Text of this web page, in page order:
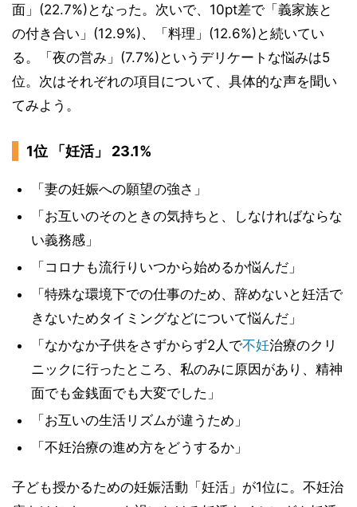
面」(22.7%)となった。次いで、10pt差で「義家族と
の付き合い」(12.9%)、「料理」(12.6%)と続いてい
る。「夜の営み」(7.7%)というデリケートな悩みは5
位。次はそれぞれの項目について、具体的な声を聞い
てみよう。
1位 「妊活」 23.1%
「妻の妊娠への願望の強さ」
「お互いのそのときの気持ちと、しなければならな
い義務感」
「コロナも流行りいつから始めるか悩んだ」
「特殊な環境下での仕事のため、辞めないと妊活で
きないためタイミングなどについて悩んだ」
「なかなか子供をさずからず2人で不妊治療のクリ
ニックに行ったところ、私のみに原因があり、精神
面でも金銭面でも大変でした」
「お互いの生活リズムが違うため」
「不妊治療の進め方をどうするか」
子ども授かるための妊娠活動「妊活」が1位に。不妊治